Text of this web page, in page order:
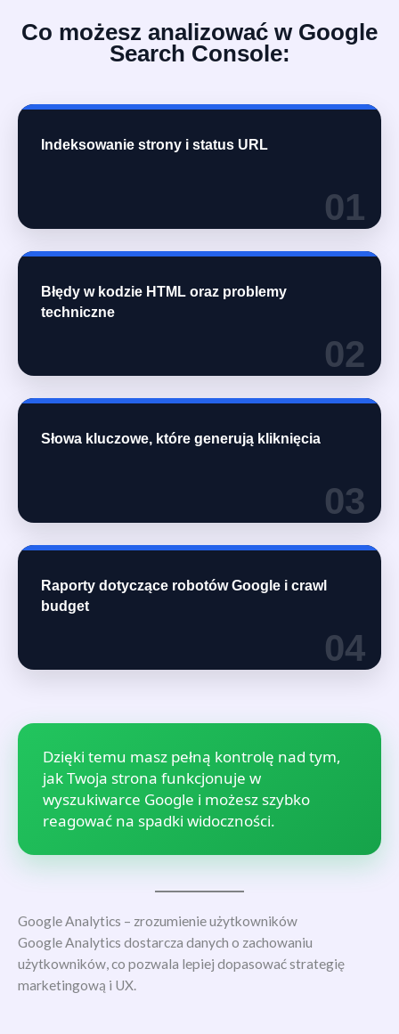
Co możesz analizować w Google
Search Console:
Indeksowanie strony i status URL
01
Błędy w kodzie HTML oraz problemy
techniczne
02
Słowa kluczowe, które generują kliknięcia
03
Raporty dotyczące robotów Google i crawl
budget
04
Dzięki temu masz pełną kontrolę nad tym,
jak Twoja strona funkcjonuje w
wyszukiwarce Google i możesz szybko
reagować na spadki widoczności.
Google Analytics – zrozumienie użytkowników
Google Analytics dostarcza danych o zachowaniu
użytkowników, co pozwala lepiej dopasować strategię
marketingową i UX.